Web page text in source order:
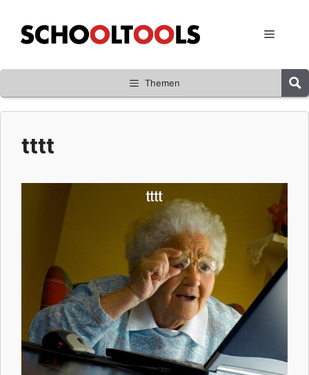
Inhalt
springen
Menü
Themen
tttt